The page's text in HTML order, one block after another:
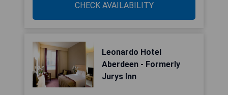
CHECK AVAILABILITY
Leonardo Hotel
Aberdeen - Formerly
Jurys Inn